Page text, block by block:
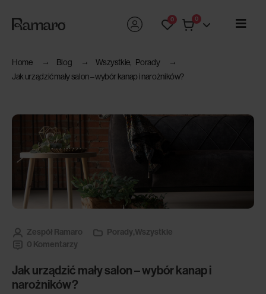
0 0
Home Blog Wszystkie
Porady
Jak urządzić mały salon – wybór kanap i narożników?
Zespół Ramaro Porady,Wszystkie
0 Komentarzy
Jak urządzić mały salon – wybór kanap i
narożników?